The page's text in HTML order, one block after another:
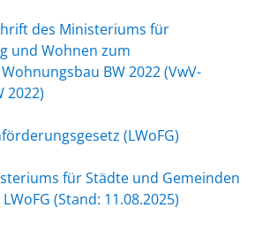
des Ministeriums für
und Wohnen zum
BW 2022 (VwV-
2022)
(LWoFG)
für Städte und Gemeinden
(Stand: 11.08.2025)